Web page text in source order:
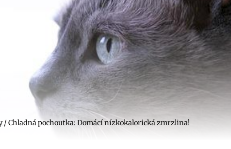
/ Chladná pochoutka: Domácí nízkokalorická zmrzlina!